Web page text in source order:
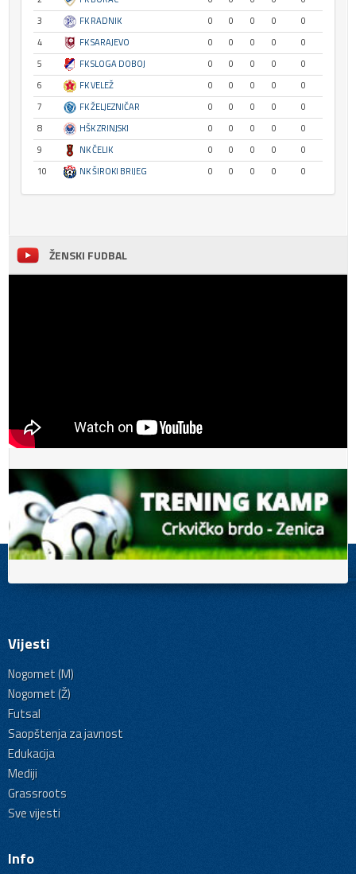
3
FK RADNIK 0 0 0 0
0
4
FK SARAJEVO 0 0 0 0
0
5
FK SLOGA DOBOJ 0 0 0 0
0
6
FK VELEŽ 0 0 0 0
0
7
FK ŽELJEZNIČAR 0 0 0 0
0
8
HŠK ZRINJSKI 0 0 0 0
0
9
NK ČELIK 0 0 0 0
0
10
NK ŠIROKI BRIJEG 0 0 0 0 0
ŽENSKI FUDBAL
Vijesti
Nogomet (M)
Nogomet (Ž)
Futsal
Saopštenja za javnost
Edukacija
Mediji
Grassroots
Sve vijesti
Info